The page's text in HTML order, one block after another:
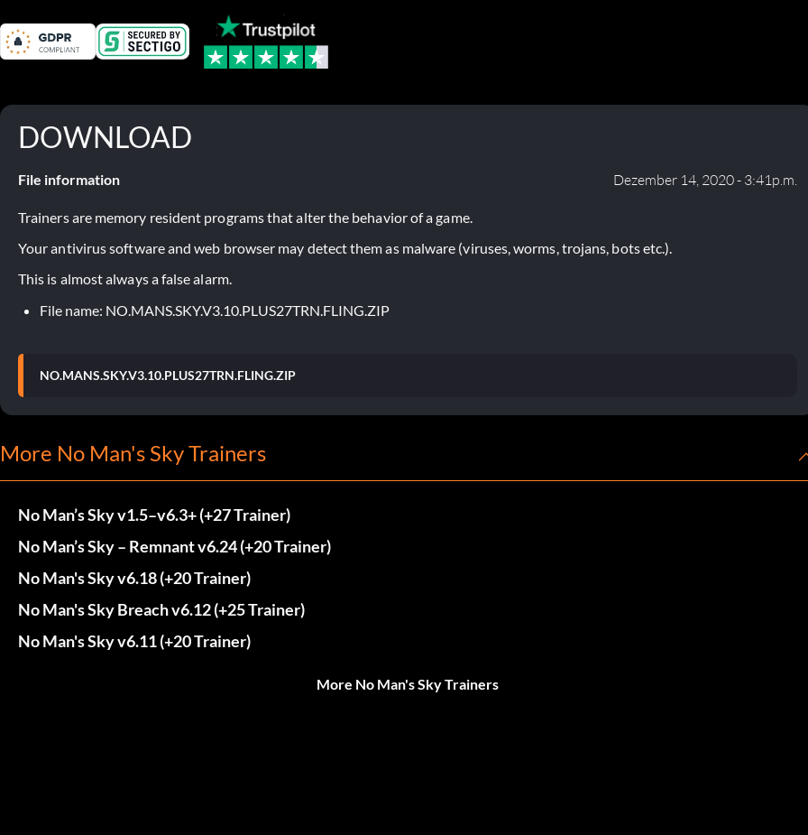
DOWNLOAD
File information Dezember 14, 2020 - 3:41p.m.
Trainers are memory resident programs that alter the behavior of a game.
Your antivirus software and web browser may detect them as malware (viruses, worms, trojans, bots etc.).
This is almost always a false alarm.
File name: NO.MANS.SKY.V3.10.PLUS27TRN.FLING.ZIP
NO.MANS.SKY.V3.10.PLUS27TRN.FLING.ZIP
More No Man's Sky Trainers
No Man’s Sky v1.5–v6.3+ (+27 Trainer)
No Man’s Sky – Remnant v6.24 (+20 Trainer)
No Man's Sky v6.18 (+20 Trainer)
No Man's Sky Breach v6.12 (+25 Trainer)
No Man's Sky v6.11 (+20 Trainer)
More No Man's Sky Trainers